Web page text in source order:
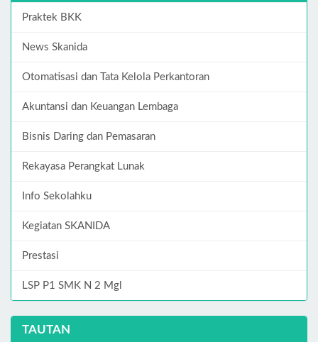
Praktek BKK
News Skanida
Otomatisasi dan Tata Kelola Perkantoran
Akuntansi dan Keuangan Lembaga
Bisnis Daring dan Pemasaran
Rekayasa Perangkat Lunak
Info Sekolahku
Kegiatan SKANIDA
Prestasi
LSP P1 SMK N 2 Mgl
TAUTAN